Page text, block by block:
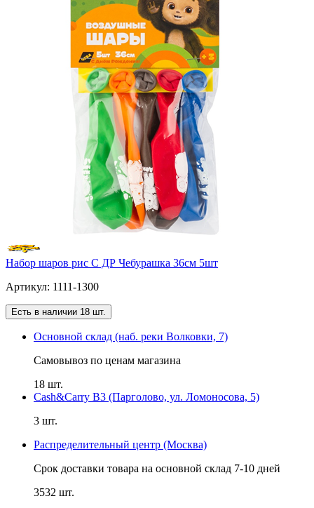
Набор шаров рис С ДР Чебурашка 36см 5шт
Артикул: 1111-1300
Есть в наличии 18 шт.
Основной склад (наб. реки Волковки, 7)
Самовывоз по ценам магазина
18 шт.
Cash&Carry B3 (Парголово, ул. Ломоносова, 5)
3 шт.
Распределительный центр (Москва)
Срок доставки товара на основной склад 7-10 дней
3532 шт.